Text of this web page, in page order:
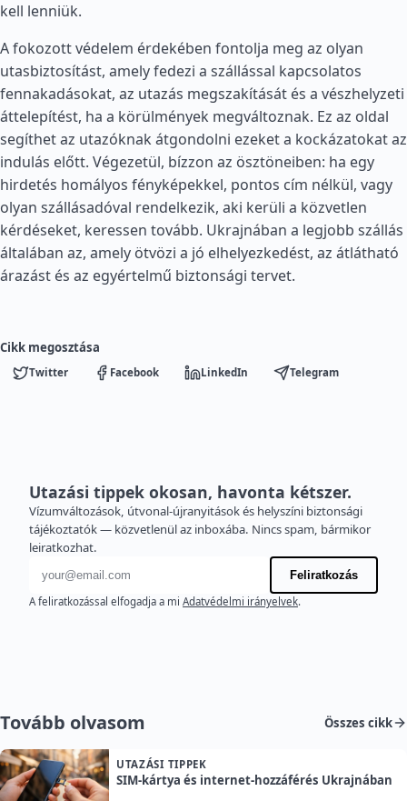
kell lenniük.
A fokozott védelem érdekében fontolja meg az olyan
utasbiztosítást, amely fedezi a szállással kapcsolatos
fennakadásokat, az utazás megszakítását és a vészhelyzeti
áttelepítést, ha a körülmények megváltoznak. Ez az oldal
segíthet az utazóknak átgondolni ezeket a kockázatokat az
indulás előtt. Végezetül, bízzon az ösztöneiben: ha egy
hirdetés homályos fényképekkel, pontos cím nélkül, vagy
olyan szállásadóval rendelkezik, aki kerüli a közvetlen
kérdéseket, keressen tovább. Ukrajnában a legjobb szállás
általában az, amely ötvözi a jó elhelyezkedést, az átlátható
árazást és az egyértelmű biztonsági tervet.
Cikk megosztása
Twitter Facebook LinkedIn Telegram
Utazási tippek okosan, havonta kétszer.
Vízumváltozások, útvonal-újranyitások és helyszíni biztonsági
tájékoztatók — közvetlenül az inboxába. Nincs spam, bármikor
leiratkozhat.
E-mail cím
Feliratkozás
A feliratkozással elfogadja a mi Adatvédelmi irányelvek.
Tovább olvasom Összes cikk
UTAZÁSI TIPPEK
SIM-kártya és internet-hozzáférés Ukrajnában